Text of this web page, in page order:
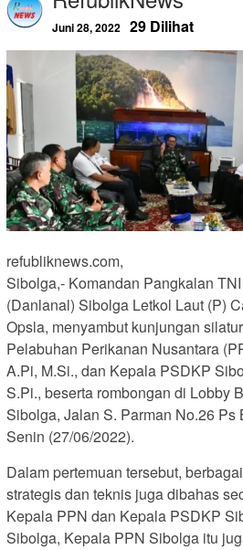
Juni 28, 2022 29 Dilihat
refubliknews.com,
Sibolga,- Komandan Pangkalan
(Danlanal) Sibolga Letkol Laut (P)
Opsla, menyambut kunjungan
Pelabuhan Perikanan Nusantara
A.Pi, M.Si., dan Kepala PSDKP
S.Pi., beserta rombongan di Lobby
Sibolga, Jalan S. Parman No.26 Ps
Senin (27/06/2022).
Dalam pertemuan tersebut,
strategis dan teknis juga dibahas
Kepala PPN dan Kepala PSDKP
Sibolga, Kepala PPN Sibolga itu